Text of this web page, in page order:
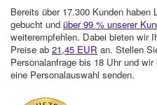
Bereits über 17.300 Kunden haben
gebucht und über 99 % unserer
weiterempfehlen. Dabei bieten wir
Preise ab 21,45 EUR an. Stellen
Personalanfrage bis 18 Uhr und
eine Personalauswahl senden.